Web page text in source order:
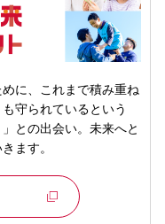
に、これまで積み重ね
守られているという
との出会い。未来へと
ます。